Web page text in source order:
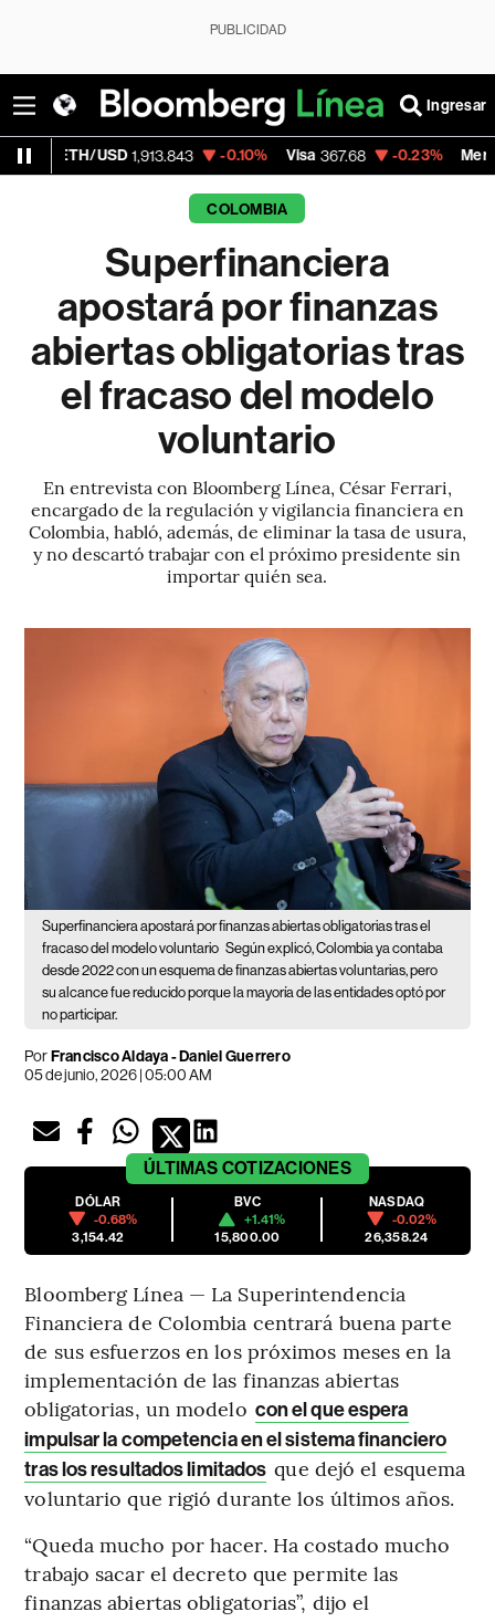
PUBLICIDAD
Ingresar
1,913.843 -0.10% Visa 367.68 -0.23% MercadoLibre
COLOMBIA
Superfinanciera
apostará por finanzas
abiertas obligatorias tras
el fracaso del modelo
voluntario
En entrevista con Bloomberg Línea, César Ferrari,
encargado de la regulación y vigilancia financiera en
Colombia, habló, además, de eliminar la tasa de usura,
y no descartó trabajar con el próximo presidente sin
importar quién sea.
Superfinanciera apostará por finanzas abiertas obligatorias tras el
fracaso del modelo voluntario Según explicó, Colombia ya contaba
desde 2022 con un esquema de finanzas abiertas voluntarias, pero
su alcance fue reducido porque la mayoría de las entidades optó por
no participar.
PorFrancisco Aldaya-Daniel Guerrero
05 de junio, 2026 | 05:00 AM
ÚLTIMAS COTIZACIONES
DÓLAR
-0.68%
3,154.42
BVC
+1.41%
15,800.00
NASDAQ
-0.02%
26,358.24
Bloomberg Línea — La Superintendencia
Financiera de Colombia centrará buena parte
de sus esfuerzos en los próximos meses en la
implementación de las finanzas abiertas
obligatorias, un modelo con el que espera
impulsar la competencia en el sistema financiero
tras los resultados limitados que dejó el esquema
voluntario que rigió durante los últimos años.
“Queda mucho por hacer. Ha costado mucho
trabajo sacar el decreto que permite las
finanzas abiertas obligatorias”, dijo el